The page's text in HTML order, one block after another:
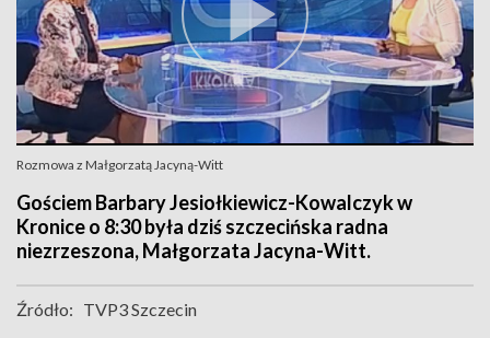
Rozmowa z Małgorzatą Jacyną-Witt
Gościem Barbary Jesiołkiewicz-Kowalczyk w
Kronice o 8:30 była dziś szczecińska radna
niezrzeszona, Małgorzata Jacyna-Witt.
Źródło: TVP3 Szczecin